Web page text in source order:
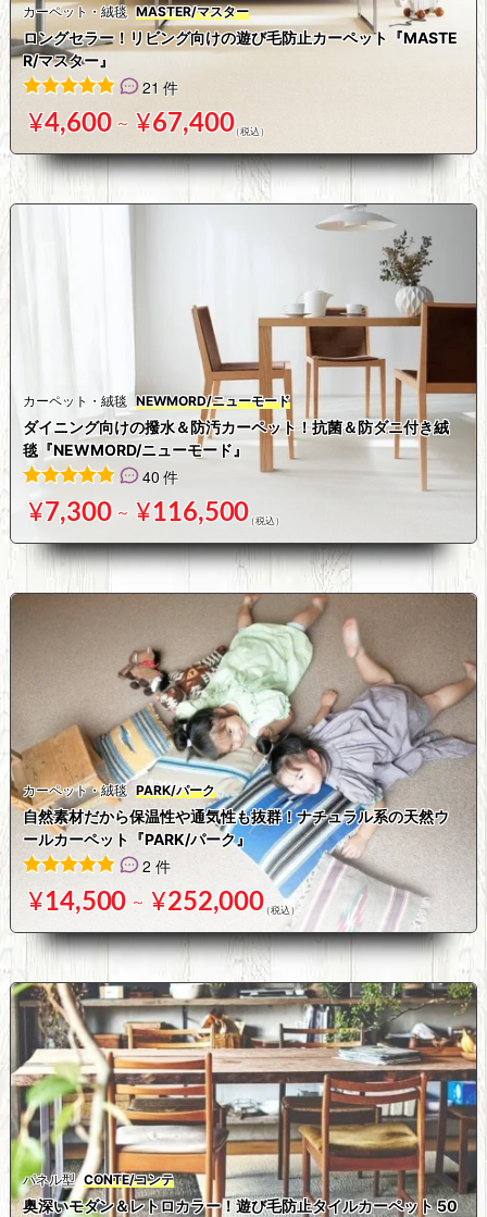
カーペット・絨毯 MASTER/マスター
ロングセラー！リビング向けの遊び毛防止カーペット『MASTE
R/マスター』
21
件の利用者評価に基づく5段階評価のうち、
21 件
¥4,600 ～ ¥67,400
カーペット・絨毯 NEWMORD/ニューモード
ダイニング向けの撥水＆防汚カーペット！抗菌＆防ダニ付き絨
毯『NEWMORD/ニューモード』
40
件の利用者評価に基づく5段階評価のうち、
40 件
¥7,300 ～ ¥116,500
カーペット・絨毯 PARK/パーク
自然素材だから保温性や通気性も抜群！ナチュラル系の天然ウ
ールカーペット『PARK/パーク』
2件の利用者評価に基づく5段階評価のうち、5.00点
2 件
¥14,500 ～ ¥252,000
パネル型 CONTE/コンテ
奥深いモダン＆レトロカラー！遊び毛防止タイルカーペット 50